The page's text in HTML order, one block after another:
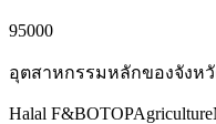
95000
อุตสาหกรรมหลักของจังห
Halal F&BOTOPAgriculture